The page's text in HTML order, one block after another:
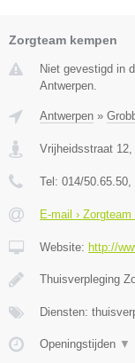
Zorgteam kempen
Niet gevestigd in
Antwerpen.
Antwerpen »
Vrijheidsstraat 12,
Tel: 014/50.65.50,
E-mail ›
Website: http://
Thuisverpleging
Diensten:
Openingstijden ▼